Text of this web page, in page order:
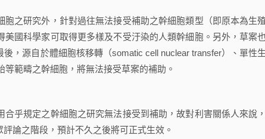
研究外，針對過往無法接受補助之幹細胞類型（即原本為生
國科學家可取得更多樣及不受汙染的人類幹細胞。另外，草案
，源自於體細胞核移轉（somatic cell nuclear transfer）、單性
等範疇之幹細胞，將無法接受草案的補助。
乎規定之幹細胞之研究無法接受到補助，故對利害關係人來說
論之階段，預計不久之後將可正式生效。